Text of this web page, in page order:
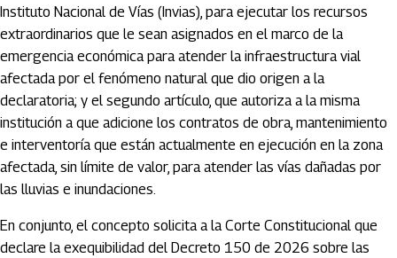
Instituto Nacional de Vías (Invias), para ejecutar los recursos
extraordinarios que le sean asignados en el marco de la
emergencia económica para atender la infraestructura vial
afectada por el fenómeno natural que dio origen a la
declaratoria; y el segundo artículo, que autoriza a la misma
institución a que adicione los contratos de obra, mantenimiento
e interventoría que están actualmente en ejecución en la zona
afectada, sin límite de valor, para atender las vías dañadas por
las lluvias e inundaciones.
En conjunto, el concepto solicita a la Corte Constitucional que
declare la exequibilidad del Decreto 150 de 2026 sobre las